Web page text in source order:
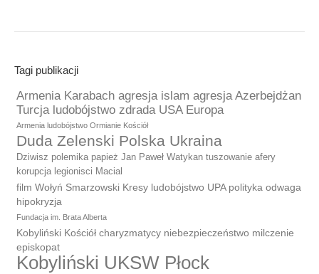
Tagi publikacji
Armenia Karabach agresja islam agresja Azerbejdżan
Turcja ludobójstwo zdrada USA Europa
Armenia ludobójstwo Ormianie Kościół
Duda Zelenski Polska Ukraina
Dziwisz polemika papież Jan Paweł Watykan tuszowanie afery
korupcja legionisci Macial
film Wołyń Smarzowski Kresy ludobójstwo UPA polityka odwaga
hipokryzja
Fundacja im. Brata Alberta
Kobyliński Kościół charyzmatycy niebezpieczeństwo milczenie
episkopat
Kobyliński UKSW Płock